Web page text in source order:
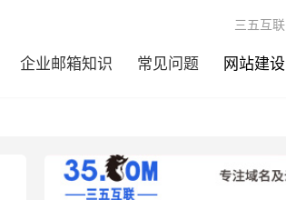
企业邮箱知识 常见问题 网站建设
三五互联